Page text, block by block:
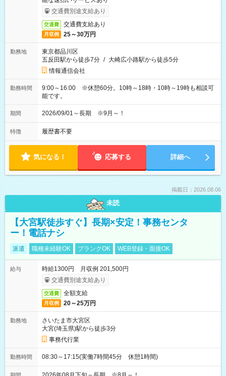
交通費別途支給あり
交通費 交通費支給あり
月収例 25～30万円
勤務地
東京都品川区
五反田駅から徒歩7分 / 大崎広小路駅から徒歩5分
情報通信会社
勤務時間
9:00～16:00 ※休憩60分。10時～18時・10時～19時も相談可
能です。
期間 2026/09/01～長期 ※9月～！
特徴 履歴書不要
気になる！ 応募する 詳細へ
掲載日：2026.08.06
未読
【大宮駅徒歩すぐ】長期×安定！事務センタ
ー！電話ナシ
派遣 職種未経験OK ブランクOK WEB登録・面接OK
給与
時給1300円 月収例 201,500円
交通費別途支給あり
交通費 全額支給
月収例 20～25万円
勤務地
さいたま市大宮区
大宮(埼玉県)駅から徒歩3分
事務代行業
勤務時間 08:30～17:15(実働7時間45分 休憩1時間)